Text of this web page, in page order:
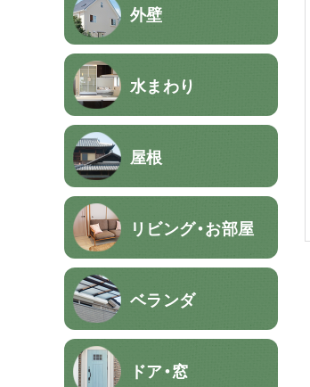
外壁
水まわり
屋根
リビング・お部屋
ベランダ
ドア・窓